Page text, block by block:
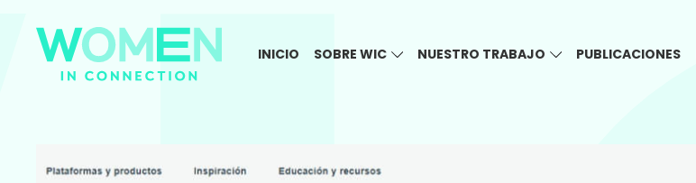
INICIO SOBRE WIC NUESTRO TRABAJO PUBLICACIONES